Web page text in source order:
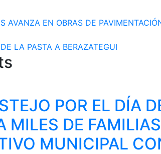
AVANZA EN OBRAS DE
LA PASTA A BERAZATEGUI
POR EL DÍA
MILES DE
MUNICIPAL